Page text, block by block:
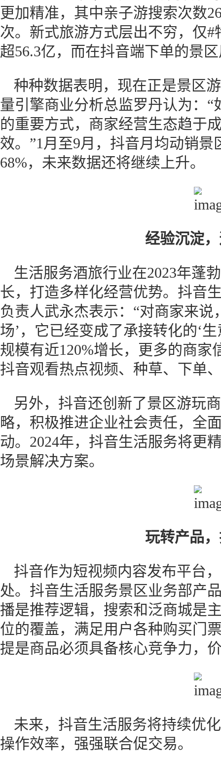
更加精准，其中亲子游搜索次数
次。新式旅游方式层出不穷，仅
超56.3亿，而在抖音端下单的景
种种数据表明，现在正是景区
量引擎商业分析总监罗丹认为：
的重要方式，商家经营生态趋于
效。”1月至9月，抖音月均动销景
68%，未来数据还将继续上升。
经验沉淀
生活服务酒旅行业在2023年蓬
长，打造多样化经营优势。抖音
负责人武永杰表示：“对商家来说
场’，它已经变成了承接转化的‘
规模有近120%增长，更多的商
抖音观看热点视频、种草、下单
另外，抖音还创新了景区游玩
略，积极推进企业社会责任，全
动。2024年，抖音生活服务将更
场景解决方案。
玩转产品
抖音作为短视频内容发布平台
处。抖音生活服务景区业务部产
播是推荐逻辑，搜索和泛商城是
位的覆盖，满足用户各种购买门
提是商品必须具备核心竞争力，
未来，抖音生活服务将持续优
操作效率，强强联合促交易。